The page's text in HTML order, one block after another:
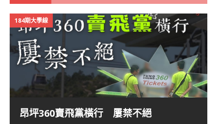
184期大學線
昂坪360賣飛黨橫行 屢禁不絕